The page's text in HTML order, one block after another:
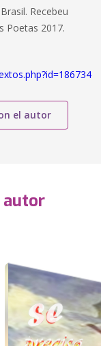
Recebeu
Poetas 2017.
el autor
autor